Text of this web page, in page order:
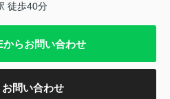
徒歩40分
からお問い合わせ
お問い合わせ